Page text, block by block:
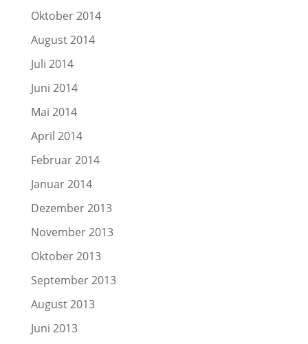
Oktober 2014
August 2014
Juli 2014
Juni 2014
Mai 2014
April 2014
Februar 2014
Januar 2014
Dezember 2013
November 2013
Oktober 2013
September 2013
August 2013
Juni 2013